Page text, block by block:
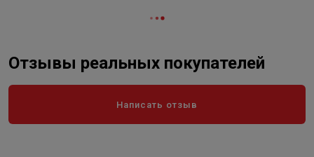
Отзывы реальных покупателей
Написать отзыв